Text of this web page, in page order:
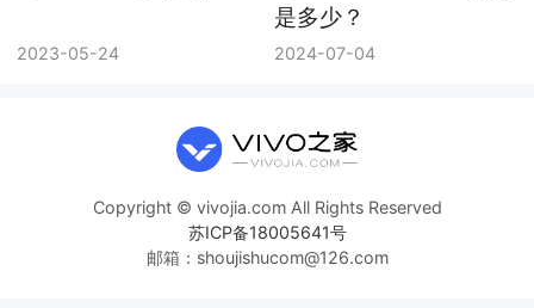
2023-05-24
是多少？
2024-07-04
Copyright © vivojia.com All Rights Reserved
苏ICP备18005641号
邮箱：shoujishucom@126.com